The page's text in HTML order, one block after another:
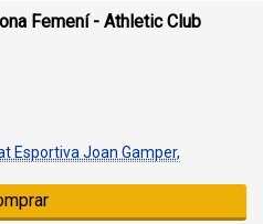
Femení - Athletic Club
Esportiva Joan Gamper,